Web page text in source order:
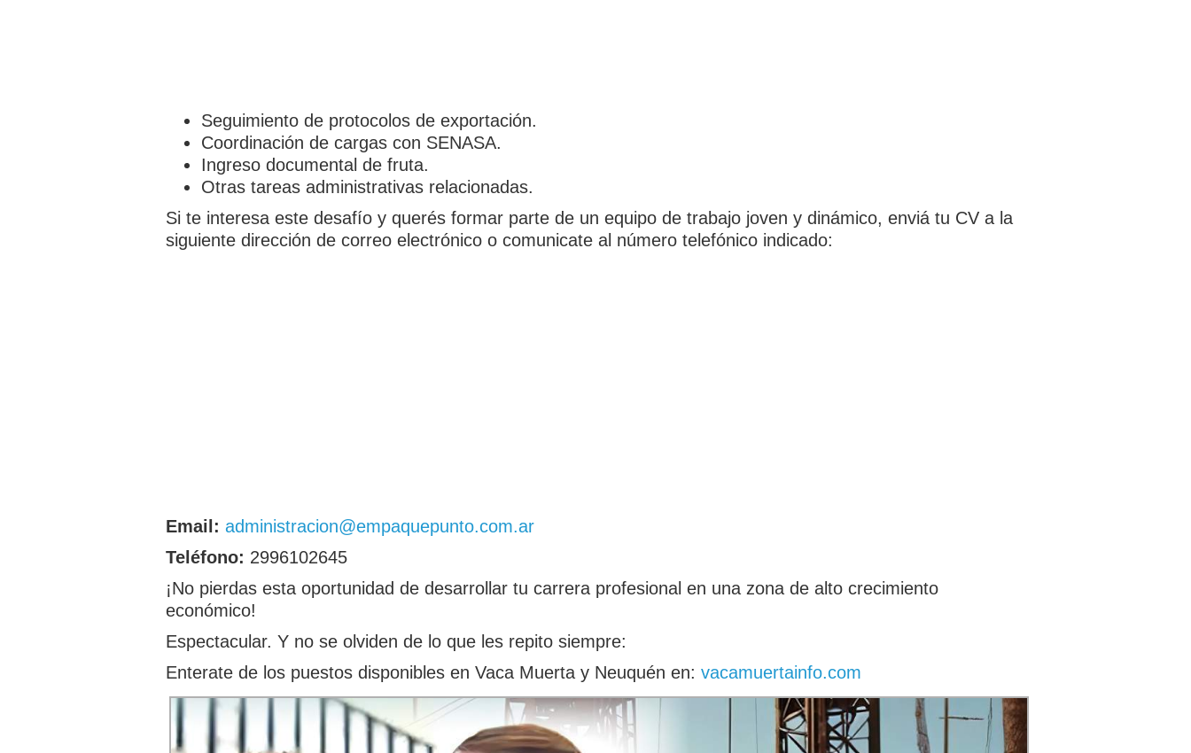
Seguimiento de protocolos de exportación.
Coordinación de cargas con SENASA.
Ingreso documental de fruta.
Otras tareas administrativas relacionadas.
Si te interesa este desafío y querés formar parte de un equipo de trabajo joven y dinámico, enviá tu CV a la
siguiente dirección de correo electrónico o comunicate al número telefónico indicado:
Email: administracion@empaquepunto.com.ar
Teléfono: 2996102645
¡No pierdas esta oportunidad de desarrollar tu carrera profesional en una zona de alto crecimiento
económico!
Espectacular. Y no se olviden de lo que les repito siempre:
Enterate de los puestos disponibles en Vaca Muerta y Neuquén en: vacamuertainfo.com